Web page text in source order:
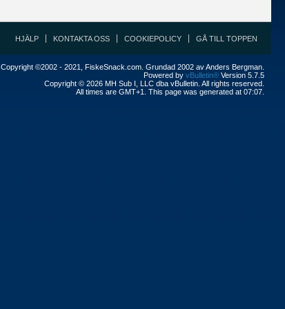
HJÄLP KONTAKTA OSS COOKIEPOLICY GÅ TILL TOPPEN
Copyright ©2002 - 2021, FiskeSnack.com. Grundad 2002 av Anders Bergman.
Powered by vBulletin® Version 5.7.5
Copyright © 2026 MH Sub I, LLC dba vBulletin. All rights reserved.
All times are GMT+1. This page was generated at 07:07.